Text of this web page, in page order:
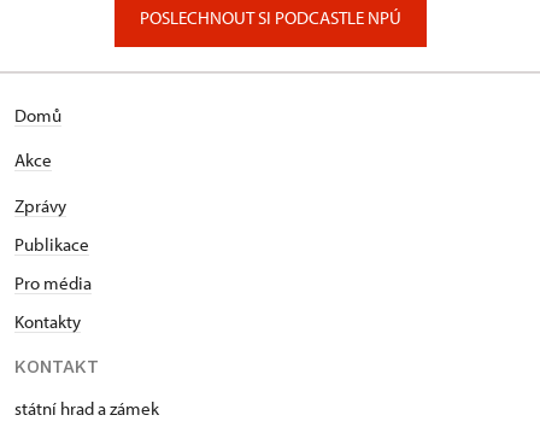
POSLECHNOUT SI PODCASTLE NPÚ
Domů
Akce
Zprávy
Publikace
Pro média
Kontakty
KONTAKT
státní hrad a zámek